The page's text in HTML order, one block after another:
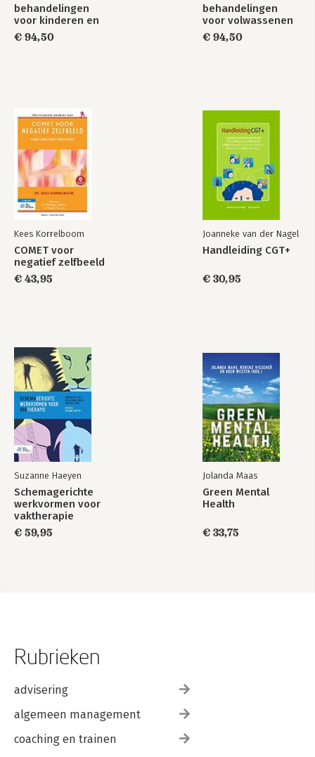
Leven met pijn
Kwetsbaar en
krachtig
behandelingen
voor kinderen en
adolescenten met
psychische
€ 94,50
behandelingen
voor volwassenen
met psychische
klachten 1
€ 94,50
Kees Korrelboom
COMET voor
negatief zelfbeeld
€ 43,95
Joanneke van der Nagel
Handleiding CGT+
€ 30,95
Suzanne Haeyen
Schemagerichte
werkvormen voor
vaktherapie
€ 59,95
Jolanda Maas
Green Mental
Health
€ 33,75
Rubrieken
advisering
algemeen management
coaching en trainen